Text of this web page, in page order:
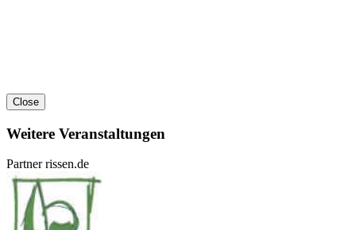
Close
Weitere Veranstaltungen
Partner rissen.de